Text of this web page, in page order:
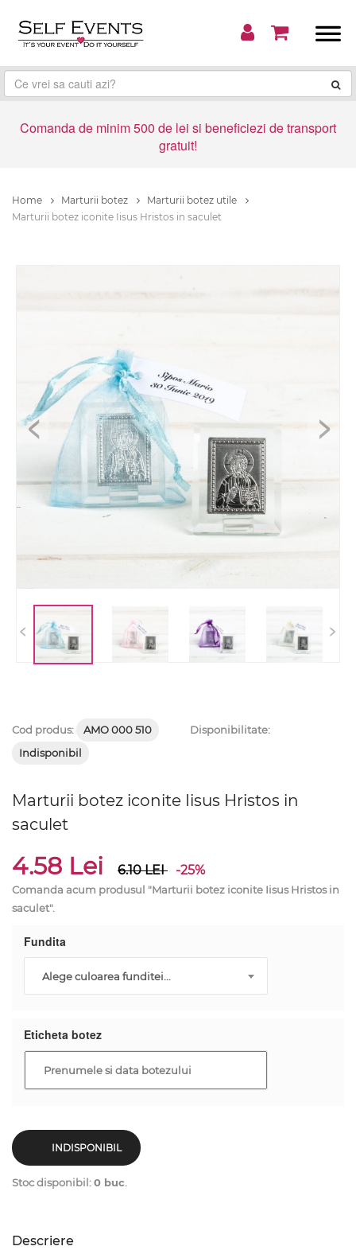
Comanda de minim 500 de lei si beneficiezi de transport
gratuit!
Home Marturii botez
Marturii botez utile
Marturii botez iconite Iisus Hristos in saculet
< >
< >
Cod produs: AMO 000 510
Disponibilitate:
Indisponibil
Marturii botez iconite Iisus Hristos in
saculet
4.58 Lei 6.10LEI -25%
Comanda acum produsul "Marturii botez iconite Iisus Hristos in
saculet".
Fundita
Alege culoarea funditei...
Eticheta botez
INDISPONIBIL
Stoc disponibil:0 buc.
Descriere